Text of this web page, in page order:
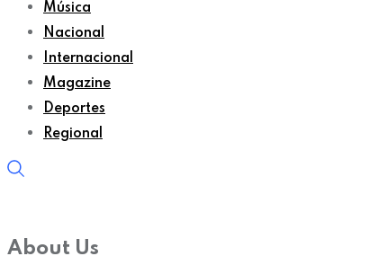
Música
Nacional
Internacional
Magazine
Deportes
Regional
About Us